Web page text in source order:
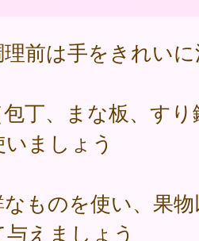
前は手をきれい
丁、まな板、す
ましょう
ものを使い、果
えましょう